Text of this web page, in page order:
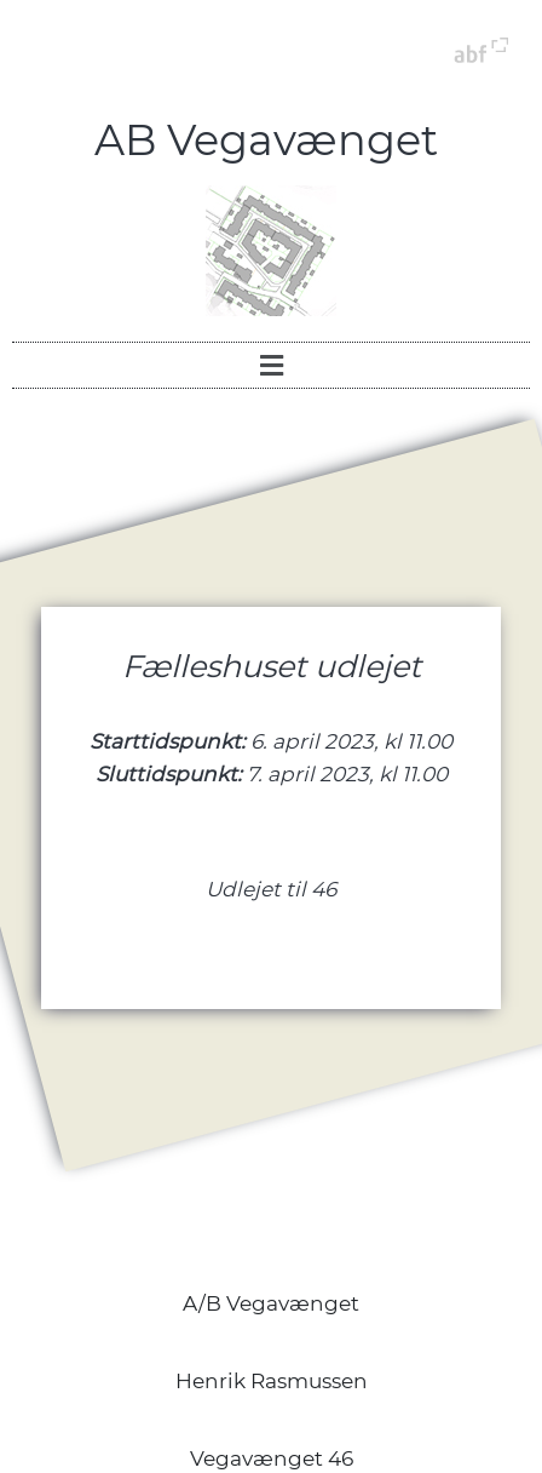
AB Vegavænget
Fælleshuset udlejet
Starttidspunkt: 6. april 2023, kl 11.00
Sluttidspunkt: 7. april 2023, kl 11.00
Udlejet til 46
A/B Vegavænget
Henrik Rasmussen
Vegavænget 46